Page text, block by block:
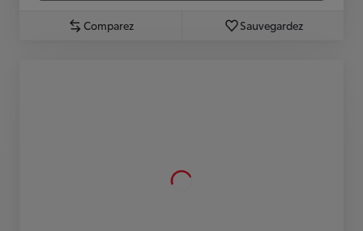
Comparez Sauvegardez